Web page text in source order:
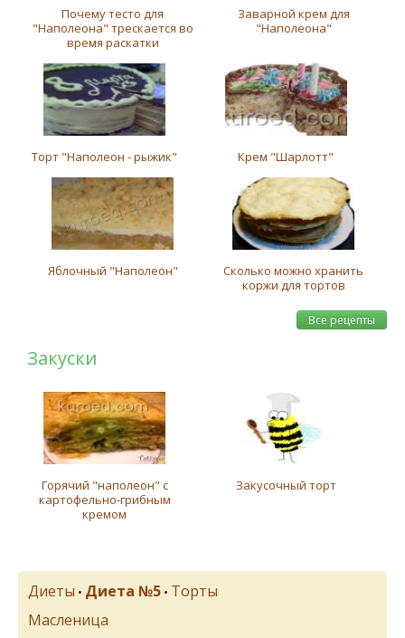
Почему тесто для
"Наполеона" трескается во
время раскатки
Заварной крем для
"Наполеона"
Торт "Наполеон - рыжик" Крем "Шарлотт"
Яблочный "Наполеон"
Сколько можно хранить
коржи для тортов
Все рецепты
Закуски
Горячий "наполеон" с
картофельно-грибным
кремом
Закусочный торт
Диеты • Диета №5 • Торты
Масленица